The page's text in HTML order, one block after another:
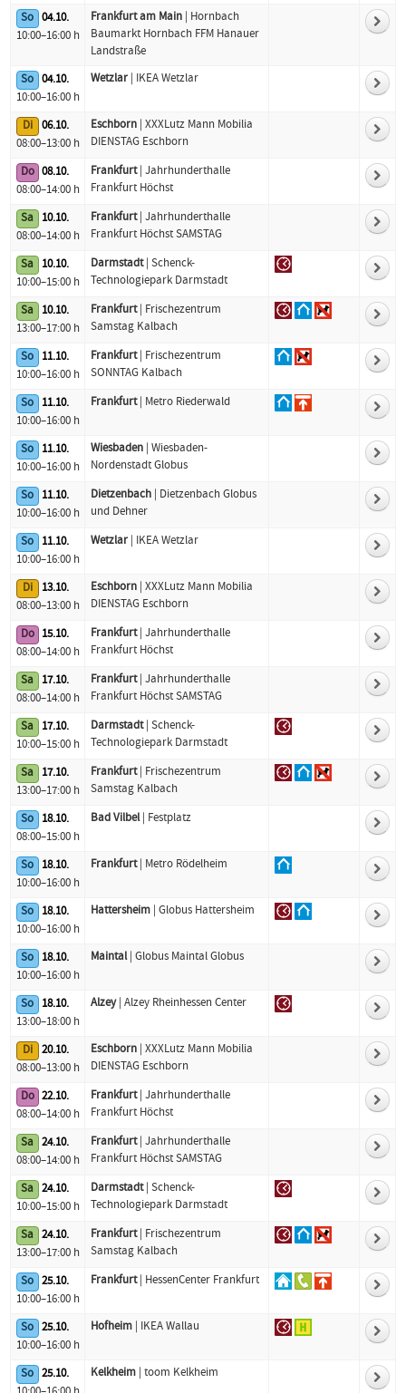
So 04.10.
10:00–16:00 h
Frankfurt am Main| Hornbach
Baumarkt Hornbach FFM Hanauer
Landstraße
So 04.10.
10:00–16:00 h
Wetzlar| IKEA Wetzlar
Di 06.10.
08:00–13:00 h
Eschborn| XXXLutz Mann Mobilia
DIENSTAG Eschborn
Do 08.10.
08:00–14:00 h
Frankfurt| Jahrhunderthalle
Frankfurt Höchst
Sa 10.10.
08:00–14:00 h
Frankfurt| Jahrhunderthalle
Frankfurt Höchst SAMSTAG
Sa 10.10.
10:00–15:00 h
Darmstadt| Schenck-
Technologiepark Darmstadt
Sa 10.10.
13:00–17:00 h
Frankfurt| Frischezentrum
Samstag Kalbach
So 11.10.
10:00–16:00 h
Frankfurt| Frischezentrum
SONNTAG Kalbach
So 11.10.
10:00–16:00 h
Frankfurt| Metro Riederwald
So 11.10.
10:00–16:00 h
Wiesbaden| Wiesbaden-
Nordenstadt Globus
So 11.10.
10:00–16:00 h
Dietzenbach| Dietzenbach Globus
und Dehner
So 11.10.
10:00–16:00 h
Wetzlar| IKEA Wetzlar
Di
13.10.
08:00–13:00 h
Eschborn| XXXLutz Mann Mobilia
DIENSTAG Eschborn
Do 15.10.
08:00–14:00 h
Frankfurt| Jahrhunderthalle
Frankfurt Höchst
Sa 17.10.
08:00–14:00 h
Frankfurt| Jahrhunderthalle
Frankfurt Höchst SAMSTAG
Sa 17.10.
10:00–15:00 h
Darmstadt| Schenck-
Technologiepark Darmstadt
Sa 17.10.
13:00–17:00 h
Frankfurt| Frischezentrum
Samstag Kalbach
So 18.10.
08:00–15:00 h
Bad Vilbel| Festplatz
So 18.10.
10:00–16:00 h
Frankfurt| Metro Rödelheim
So 18.10.
10:00–16:00 h
Hattersheim| Globus Hattersheim
So 18.10.
10:00–16:00 h
Maintal| Globus Maintal Globus
So 18.10.
13:00–18:00 h
Alzey| Alzey Rheinhessen Center
Di 20.10.
08:00–13:00 h
Eschborn| XXXLutz Mann Mobilia
DIENSTAG Eschborn
Do 22.10.
08:00–14:00 h
Frankfurt| Jahrhunderthalle
Frankfurt Höchst
Sa 24.10.
08:00–14:00 h
Frankfurt| Jahrhunderthalle
Frankfurt Höchst SAMSTAG
Sa 24.10.
10:00–15:00 h
Darmstadt| Schenck-
Technologiepark Darmstadt
Sa 24.10.
13:00–17:00 h
Frankfurt| Frischezentrum
Samstag Kalbach
So 25.10.
10:00–16:00 h
Frankfurt| HessenCenter Frankfurt
So 25.10.
10:00–16:00 h
Hofheim| IKEA Wallau
So 25.10.
Kelkheim| toom Kelkheim